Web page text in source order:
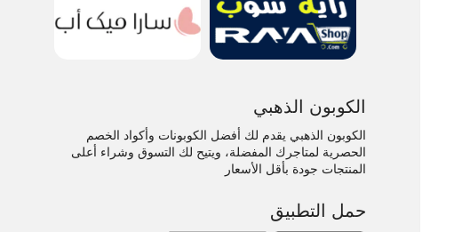
الكوبون الذهبي
الكوبون الذهبي يقدم لك أفضل الكوبونات وأكواد الخصم
الحصرية لمتاجرك المفضلة، ويتيح لك التسوق وشراء أعلى
المنتجات جودة بأقل الأسعار
حمل التطبيق